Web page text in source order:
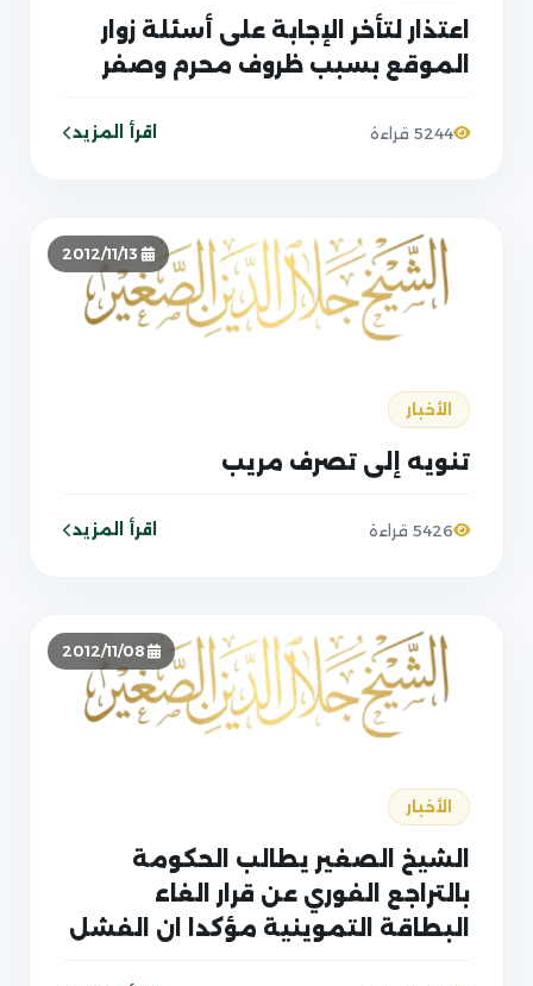
اعتذار لتأخر الإجابة على أسئلة زوار
الموقع بسبب ظروف محرم وصفر
5244 قراءة اقرأ المزيد
الأخبار
تنويه إلى تصرف مريب
5426 قراءة اقرأ المزيد
الأخبار
الشيخ الصغير يطالب الحكومة
بالتراجع الفوري عن قرار الغاء
البطاقة التموينية مؤكدا ان الفشل